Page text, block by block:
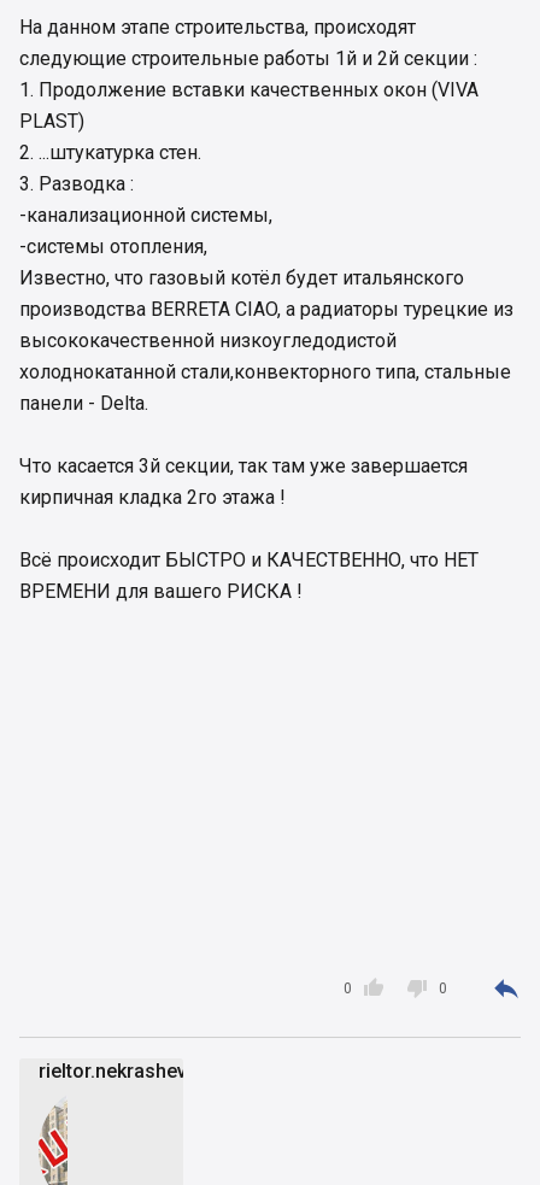
На данном этапе строительства, происходят
следующие строительные работы 1й и 2й секции :
1. Продолжение вставки качественных окон (VIVA
PLAST)
2. ...штукатурка стен.
3. Разводка :
-канализационной системы,
-системы отопления,
Известно, что газовый котёл будет итальянского
производства BERRETA CIAO, а радиаторы турецкие из
высококачественной низкоугледодистой
холоднокатанной стали,конвекторного типа, стальные
панели - Delta.
Что касается 3й секции, так там уже завершается
кирпичная кладка 2го этажа !
Всё происходит БЫСТРО и КАЧЕСТВЕННО, что НЕТ
ВРЕМЕНИ для вашего РИСКА !

0  0 
rieltor.nekrashevich